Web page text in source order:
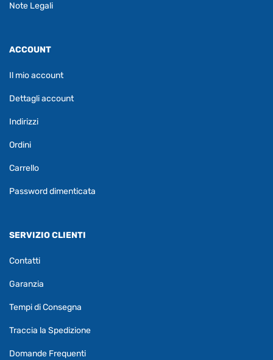
Note Legali
ACCOUNT
Il mio account
Dettagli account
Indirizzi
Ordini
Carrello
Password dimenticata
SERVIZIO CLIENTI
Contatti
Garanzia
Tempi di Consegna
Traccia la Spedizione
Domande Frequenti